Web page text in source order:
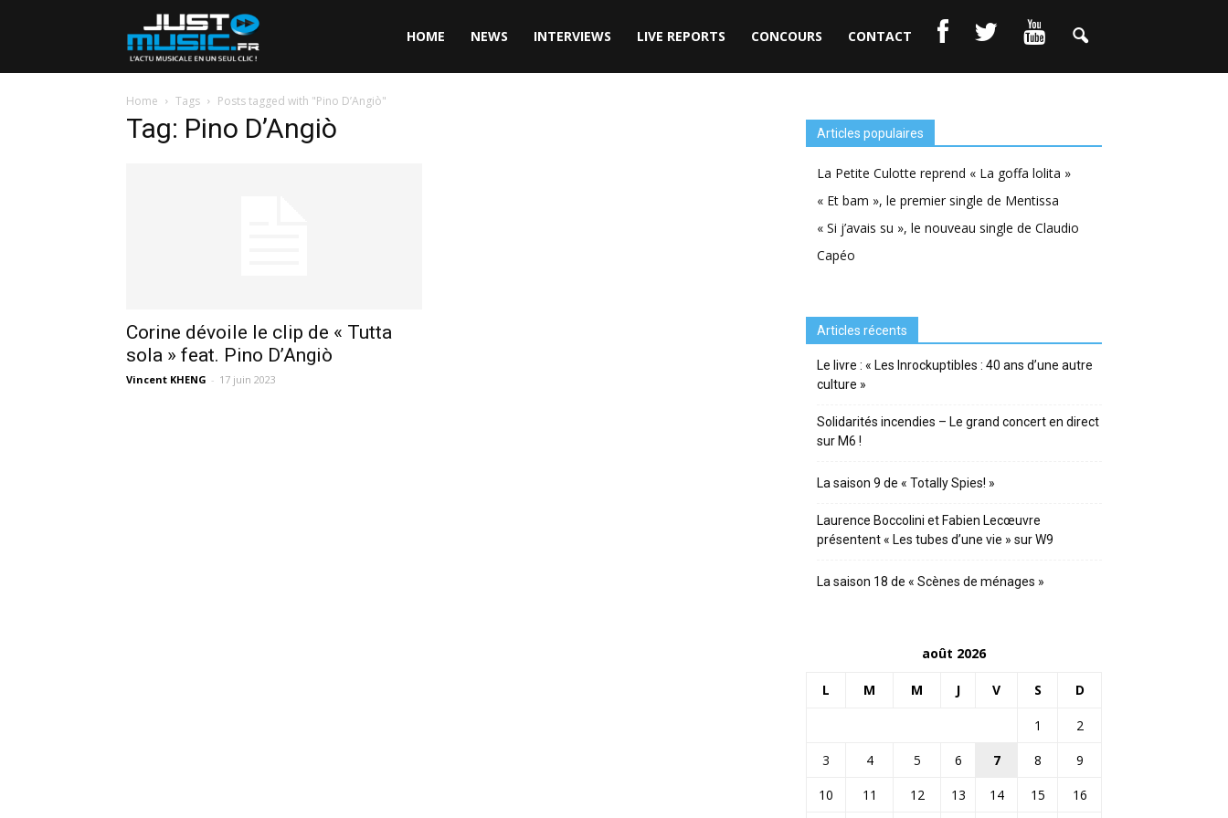
HOME NEWS INTERVIEWS LIVE REPORTS CONCOURS CONTACT
Home Tags Posts tagged with "Pino D’Angiò"
Tag: Pino D’Angiò
Corine dévoile le clip de « Tutta
sola » feat. Pino D’Angiò
Vincent KHENG - 17 juin 2023
Articles populaires
La Petite Culotte reprend « La goffa lolita »
« Et bam », le premier single de Mentissa
« Si j’avais su », le nouveau single de Claudio
Capéo
Articles récents
Le livre : « Les Inrockuptibles : 40 ans d’une autre
culture »
Solidarités incendies – Le grand concert en direct
sur M6 !
La saison 9 de « Totally Spies! »
Laurence Boccolini et Fabien Lecœuvre
présentent « Les tubes d’une vie » sur W9
La saison 18 de « Scènes de ménages »
août 2026
L M M J V S D
1
2
3
4 5 6 7 8
9
10
11 12 13 14 15 16